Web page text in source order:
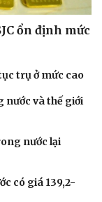
ổn định mức
trụ ở mức cao
nước và thế giới
nước lại
có giá 139,2-